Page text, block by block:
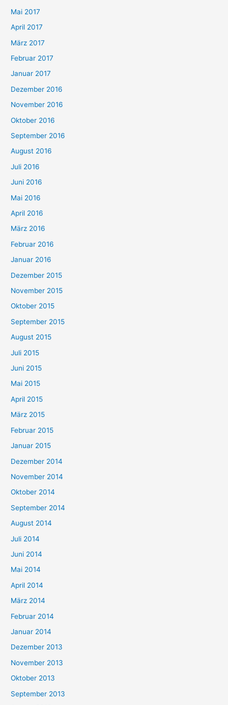
Mai 2017
April 2017
März 2017
Februar 2017
Januar 2017
Dezember 2016
November 2016
Oktober 2016
September 2016
August 2016
Juli 2016
Juni 2016
Mai 2016
April 2016
März 2016
Februar 2016
Januar 2016
Dezember 2015
November 2015
Oktober 2015
September 2015
August 2015
Juli 2015
Juni 2015
Mai 2015
April 2015
März 2015
Februar 2015
Januar 2015
Dezember 2014
November 2014
Oktober 2014
September 2014
August 2014
Juli 2014
Juni 2014
Mai 2014
April 2014
März 2014
Februar 2014
Januar 2014
Dezember 2013
November 2013
Oktober 2013
September 2013